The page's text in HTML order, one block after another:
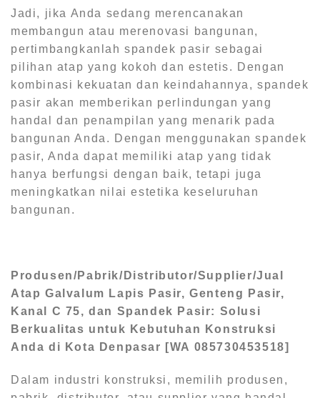
Jadi, jika Anda sedang merencanakan
membangun atau merenovasi bangunan,
pertimbangkanlah spandek pasir sebagai
pilihan atap yang kokoh dan estetis. Dengan
kombinasi kekuatan dan keindahannya, spandek
pasir akan memberikan perlindungan yang
handal dan penampilan yang menarik pada
bangunan Anda. Dengan menggunakan spandek
pasir, Anda dapat memiliki atap yang tidak
hanya berfungsi dengan baik, tetapi juga
meningkatkan nilai estetika keseluruhan
bangunan.
Produsen/Pabrik/Distributor/Supplier/Jual
Atap Galvalum Lapis Pasir, Genteng Pasir,
Kanal C 75, dan Spandek Pasir: Solusi
Berkualitas untuk Kebutuhan Konstruksi
Anda di Kota Denpasar [WA 085730453518]
Dalam industri konstruksi, memilih produsen,